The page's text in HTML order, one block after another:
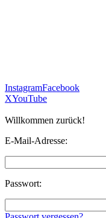
InstagramFacebook
XYouTube
Willkommen zurück!
E-Mail-Adresse:
Passwort: